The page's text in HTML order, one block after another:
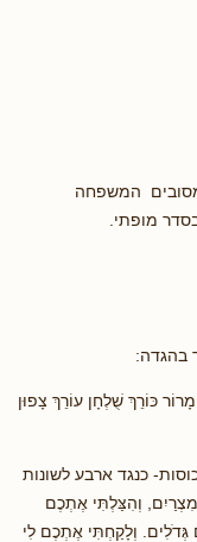
מסובים המשפחה
מופתי.
בהגדה:
כּוֹרֵךְ שֻׁלְחָן עוֹרֵךְ צָפוּן
כנגד ארבע לשונות
וְהִצַּלְתִּי אֶתְכֶם
וְלָקַחְתִּי אֶתְכֶם לִי